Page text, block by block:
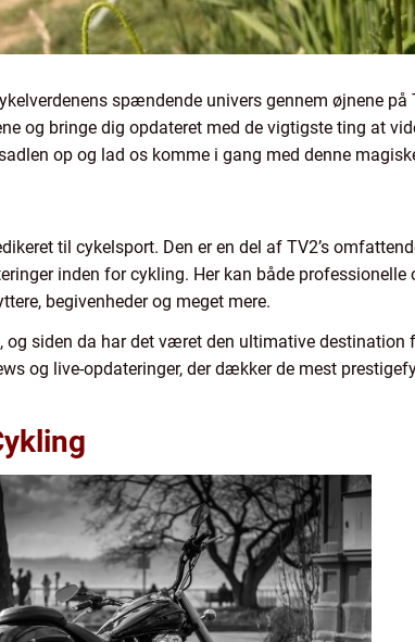
spændende univers gennem øjnene
og bringe dig opdateret med de vigtigste ting at
op og lad os komme i gang med denne
til cykelsport. Den er en del af TV2’s
inden for cykling. Her kan både
begivenheder og meget mere.
siden da har det været den ultimative destination
og live-opdateringer, der dækker de mest